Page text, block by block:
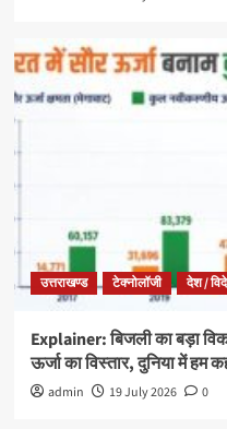
उत्तराखण्ड टेक्नोलॉजी देश /
Explainer: बिजली का बड़ा
ऊर्जा का विस्तार, दुनिया में हम
admin 19 July 2026 0